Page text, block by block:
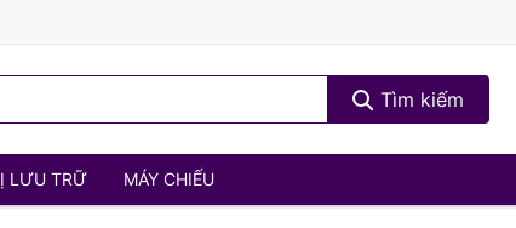
Tìm kiếm
LƯU TRỮ MÁY CHIẾU